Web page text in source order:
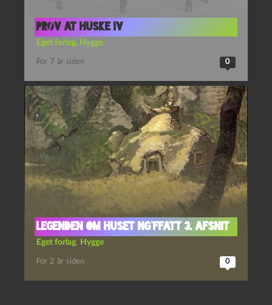
Prøv at huske IV
Eget forlag, Hygge
For 7 år siden 0
Legenden om Huset Ng’Ffatt 3. afsnit
Eget forlag Hygge
For 2 år siden 0